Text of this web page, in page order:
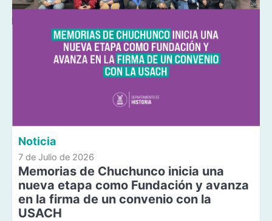
Noticia
7 de Julio de 2026
Memorias de Chuchunco inicia una
nueva etapa como Fundación y avanza
en la firma de un convenio con la
USACH